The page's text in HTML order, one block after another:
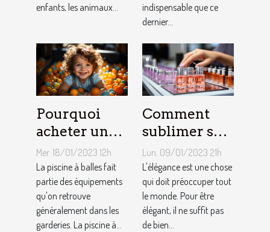
enfants, les animaux...
indispensable que ce
dernier...
Pourquoi
acheter une
piscine à
balles à son
bébé ?
Mer. 18/01/2023 12h
La piscine à balles fait
partie des équipements
qu'on retrouve
généralement dans les
garderies. La piscine à...
Comment
sublimer ses
ongles ?
Lun. 09/01/2023 21h
L'élégance est une chose
qui doit préoccuper tout
le monde. Pour être
élégant, il ne suffit pas
de bien...